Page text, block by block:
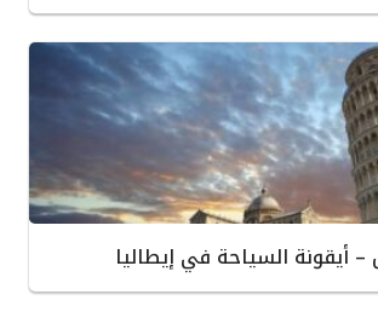
– أيقونة السياحة في إيطاليا